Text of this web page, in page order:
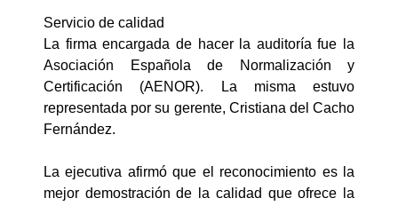
Servicio de calidad
La firma encargada de hacer la auditoría fue la
Asociación Española de Normalización y
Certificación (AENOR). La misma estuvo
representada por su gerente, Cristiana del Cacho
Fernández.
La ejecutiva afirmó que el reconocimiento es la
mejor demostración de la calidad que ofrece la